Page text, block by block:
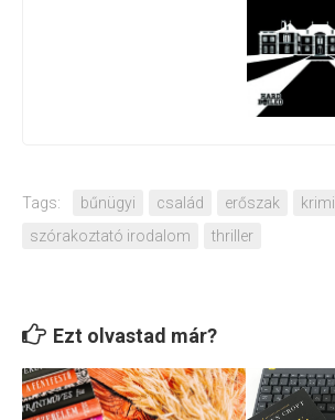
Tags: bűnügyi család erőszak
krimi
szórakoztató irodalom
thriller
Ezt olvastad már?